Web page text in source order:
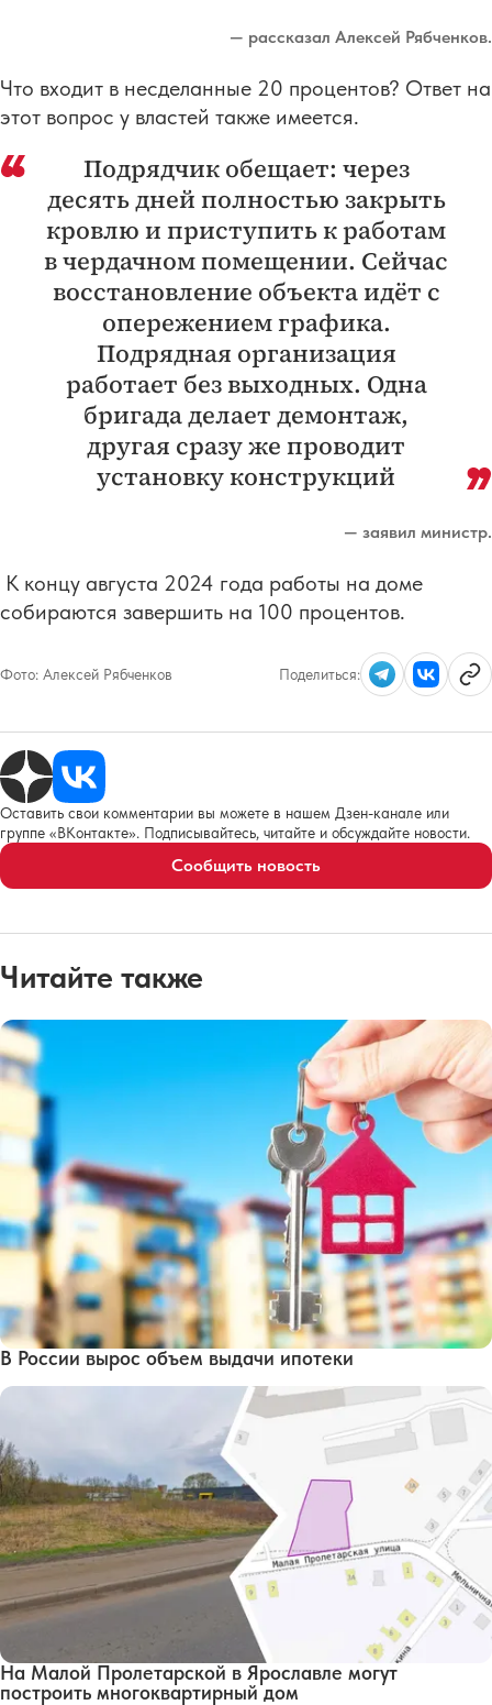
— рассказал Алексей Рябченков.
Что входит в несделанные 20 процентов? Ответ на
этот вопрос у властей также имеется.
Подрядчик обещает: через
десять дней полностью закрыть
кровлю и приступить к работам
в чердачном помещении. Сейчас
восстановление объекта идёт с
опережением графика.
Подрядная организация
работает без выходных. Одна
бригада делает демонтаж,
другая сразу же проводит
установку конструкций
— заявил министр.
К концу августа 2024 года работы на доме
собираются завершить на 100 процентов.
Фото: Алексей Рябченков Поделиться:
Оставить свои комментарии вы можете в нашем Дзен-канале или
группе «ВКонтакте». Подписывайтесь, читайте и обсуждайте новости.
Сообщить новость
Читайте также
В России вырос объем выдачи ипотеки
На Малой Пролетарской в Ярославле могут
построить многоквартирный дом